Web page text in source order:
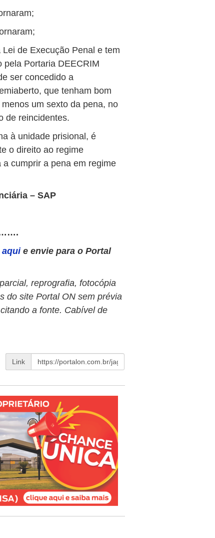
de Execução Penal e tem
pela Portaria DEECRIM
ser concedido a
que tenham bom
um sexto da pena, no
de reincidentes.
à unidade prisional, é
o direito ao regime
cumprir a pena em regime
– SAP
aqui e envie para o Portal
reprografia, fotocópia
do site Portal ON sem prévia
a fonte. Cabível de
Link